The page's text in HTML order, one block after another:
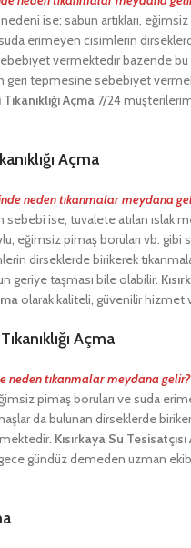
nedeni ise; sabun artıkları,
suda erimeyen cisimlerin
vermektedir bazende bu
geri tepmesine sebebiyet
Açma 7/24
Açma
neden tıkanmalar meydana
sebebi ise; tuvalete atılan ıslak
eğimsiz pimaş boruları vb. gibi
dirseklerde birikerek
geriye taşması bile olabilir.
olarak kaliteli, güvenilir hizmet
Açma
neden tıkanmalar meydana gelir?
pimaş boruları ve suda
da bulunan dirseklerde
Kısırkaya Su Tesisatçısı
gündüz demeden uzman